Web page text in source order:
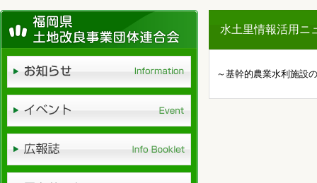
水土里情報活用ニ
～基幹的農業水利施設